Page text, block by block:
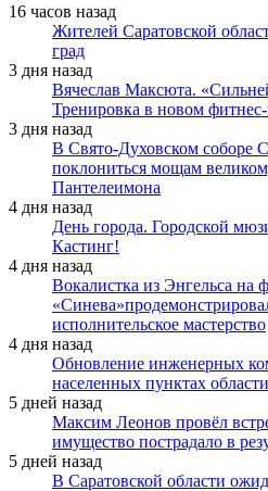
16 часов назад
Жителей Саратовской
град
3 дня назад
Вячеслав Максюта.
Тренировка в новом
3 дня назад
В Свято-Духовском соборе
поклониться мощам
Пантелеимона
4 дня назад
День города. Городской
Кастинг!
4 дня назад
Вокалистка из Энгельса на
исполнительское мастерство
4 дня назад
Обновление инженерных
населенных пунктах области
5 дней назад
Максим Леонов провёл
имущество пострадало в
5 дней назад
В Саратовской области